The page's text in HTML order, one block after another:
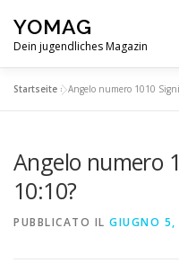
contenuto
YOMAG
Dein jugendliches Magazin
Startseite »Angelo numero 1010
Angelo numero
10:10?
PUBBLICATO IL GIUGNO